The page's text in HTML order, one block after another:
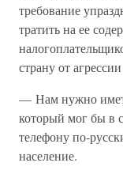
требование
тратить на ее
страну от
— Нам нужно
который мог бы в
телефону по-
население.